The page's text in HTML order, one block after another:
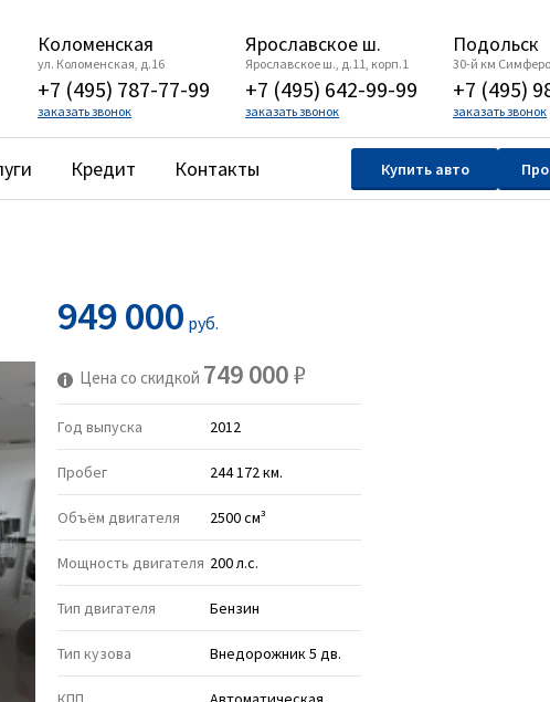
Коломенская
ул. Коломенская, д.16
+7 (495) 787-77-99
заказать звонок
Ярославское ш.
Ярославское ш., д.11, корп.1
+7 (495) 642-99-99
заказать звонок
Подольск
30-й км
+7 (495)
заказать звонок
Кредит Контакты Купить авто
949 000 руб.
Цена со скидкой 749 000₽
Год выпуска 2012
Пробег 244 172 км.
Объём двигателя 2500 см³
Мощность двигателя 200 л.с.
Тип двигателя Бензин
Тип кузова Внедорожник 5 дв.